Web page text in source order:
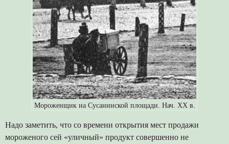
Мороженщик на Сусанинской площади. Нач. ХХ в.
Надо заметить, что со времени открытия мест продажи
мороженого сей «уличный» продукт совершенно не